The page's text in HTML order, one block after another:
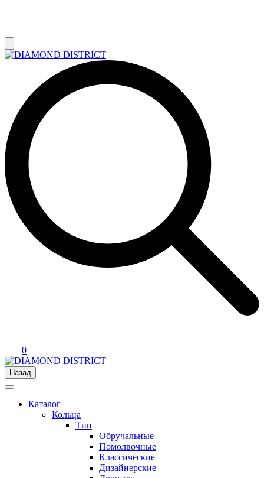
0
Назад
Каталог
Кольца
Тип
Обручальные
Помолвочные
Классические
Дизайнерские